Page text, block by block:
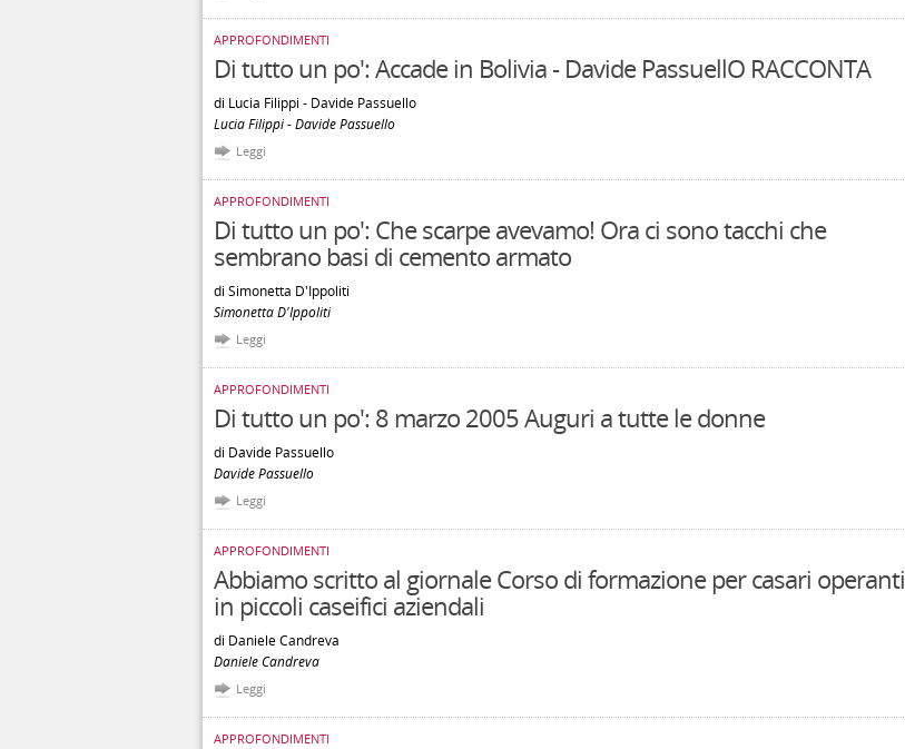
APPROFONDIMENTI
Di tutto un po': Accade in Bolivia - Davide PassuellO RACCONTA
di Lucia Filippi - Davide Passuello
Lucia Filippi - Davide Passuello
Leggi
APPROFONDIMENTI
Di tutto un po': Che scarpe avevamo! Ora ci sono tacchi che
sembrano basi di cemento armato
di Simonetta D'Ippoliti
Simonetta D'Ippoliti
Leggi
APPROFONDIMENTI
Di tutto un po': 8 marzo 2005 Auguri a tutte le donne
di Davide Passuello
Davide Passuello
Leggi
APPROFONDIMENTI
Abbiamo scritto al giornale Corso di formazione per casari operanti
in piccoli caseifici aziendali
di Daniele Candreva
Daniele Candreva
Leggi
APPROFONDIMENTI